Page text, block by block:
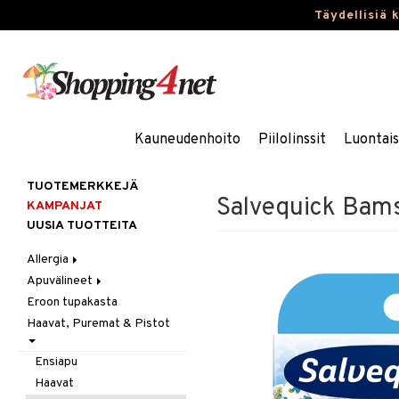
Täydellisiä
Kauneudenhoito Piilolinssit
Salvequick
TUOTEMERKKEJÄ
KAMPANJAT
UUSIA TUOTTEITA
Allergia
Nenäsuihkeet
Silmätipat
Apuvälineet
Hygienia
Kävely & Seisominen
Kylpy / WC
Saa kiinni & Ylety
Eroon tupakasta
Haavat, Puremat & Pistot
Ensiapu
Haavat